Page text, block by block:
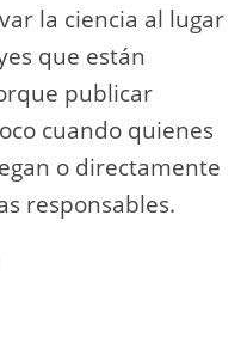
la ciencia al lugar
que están
publicar
cuando quienes
o directamente
responsables.